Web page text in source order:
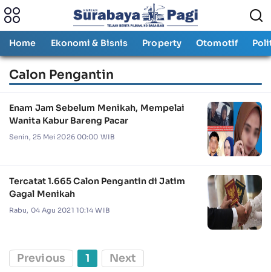
Home Ekonomi & Bisnis Property Otomotif
Calon Pengantin
Enam Jam Sebelum Menikah, Mempelai
Wanita Kabur Bareng Pacar
Senin, 25 Mei 2026 00:00 WIB
Tercatat 1.665 Calon Pengantin di Jatim
Gagal Menikah
Rabu, 04 Agu 2021 10:14 WIB
Previous 1 Next